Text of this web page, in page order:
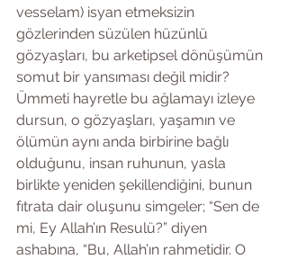
vesselam) isyan etmeksizin
gözlerinden süzülen hüzünlü
gözyaşları, bu arketipsel dönüşümün
somut bir yansıması değil midir?
Ümmeti hayretle bu ağlamayı izleye
dursun, o gözyaşları, yaşamın ve
ölümün aynı anda birbirine bağlı
olduğunu, insan ruhunun, yasla
birlikte yeniden şekillendiğini, bunun
fıtrata dair oluşunu simgeler; “Sen de
mi, Ey Allah’ın Resulü?” diyen
ashabına, “Bu, Allah’ın rahmetidir. O